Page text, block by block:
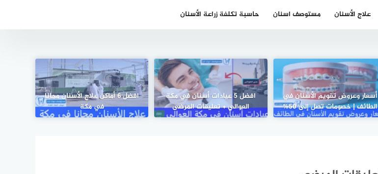
علاج الأسنان مستوصف اسنان حاسبة تكلفة زراعة الأسنان
أسعار وعروض تقويم الأسنان في
الطائف | خصومات تصل إلى 50%
افضل 5 عيادات أسنان في مكة
العوالي + تعليقات المرضى
افضل 6 أماكن علاج الأسنان مجانا
في مكة